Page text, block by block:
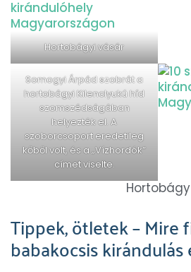
Hortobágyi vásár
Somogyi Árpád szobrát a
hortobágyi Kilenclyukú híd
szomszédságában
helyezték el. A
szoborcsoport eredetileg
kőből volt, és a „Vízhordók”
címet viselte.
Hortobágy
Tippek, ötletek – Mire
babakocsis